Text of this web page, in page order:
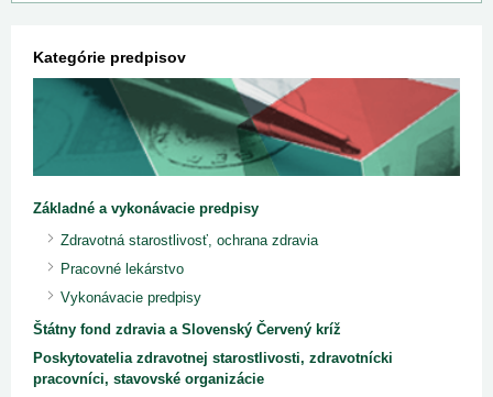
Kategórie predpisov
Základné a vykonávacie predpisy
Zdravotná starostlivosť, ochrana zdravia
Pracovné lekárstvo
Vykonávacie predpisy
Štátny fond zdravia a Slovenský Červený kríž
Poskytovatelia zdravotnej starostlivosti, zdravotnícki
pracovníci, stavovské organizácie